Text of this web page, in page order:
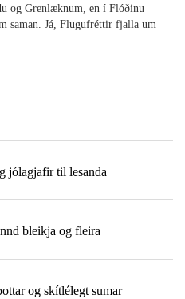
og Grenlæknum, en í Flóðinu
saman. Já, Flugufréttir fjalla um
jólagjafir til lesanda
bleikja og fleira
og skítlélegt sumar